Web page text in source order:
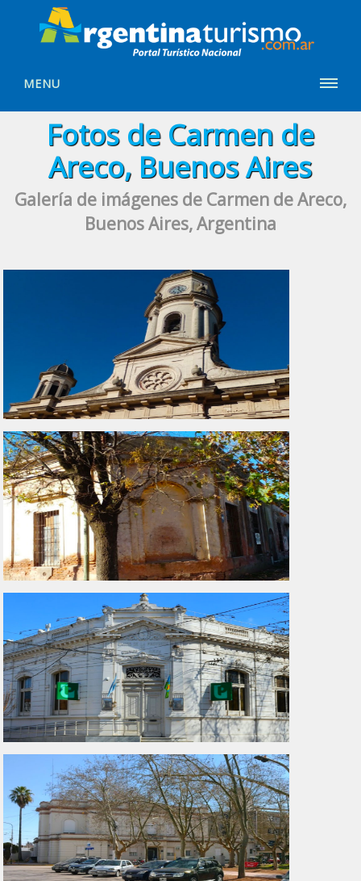
MENU
Fotos de Carmen de
Areco, Buenos Aires
Galería de imágenes de Carmen de Areco,
Buenos Aires, Argentina